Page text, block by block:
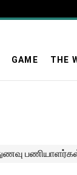
GAME THE